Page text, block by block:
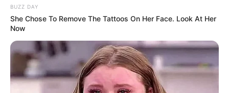
BUZZ DAY
She Chose To Remove The Tattoos On Her Face. Look At Her
Now